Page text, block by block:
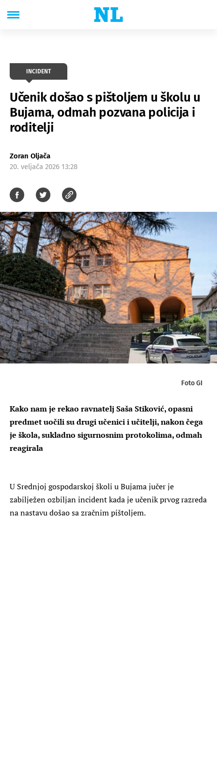
INCIDENT
Učenik došao s pištoljem u školu u
Bujama, odmah pozvana policija i
roditelji
Zoran Oljača
20. veljača 2026 13:28
Foto GI
Kako nam je rekao ravnatelj Saša Stiković, opasni
predmet uočili su drugi učenici i učitelji, nakon čega
je škola, sukladno sigurnosnim protokolima, odmah
reagirala
U Srednjoj gospodarskoj školi u Bujama jučer je
zabilježen ozbiljan incident kada je učenik prvog razreda
na nastavu došao sa zračnim pištoljem.